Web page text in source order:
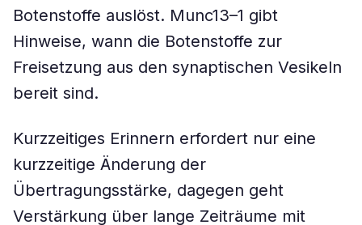
Botenstoffe auslöst. Munc13–1 gibt
Hinweise, wann die Botenstoffe zur
Freisetzung aus den synaptischen Vesikeln
bereit sind.
Kurzzeitiges Erinnern erfordert nur eine
kurzzeitige Änderung der
Übertragungsstärke, dagegen geht
Verstärkung über lange Zeiträume mit